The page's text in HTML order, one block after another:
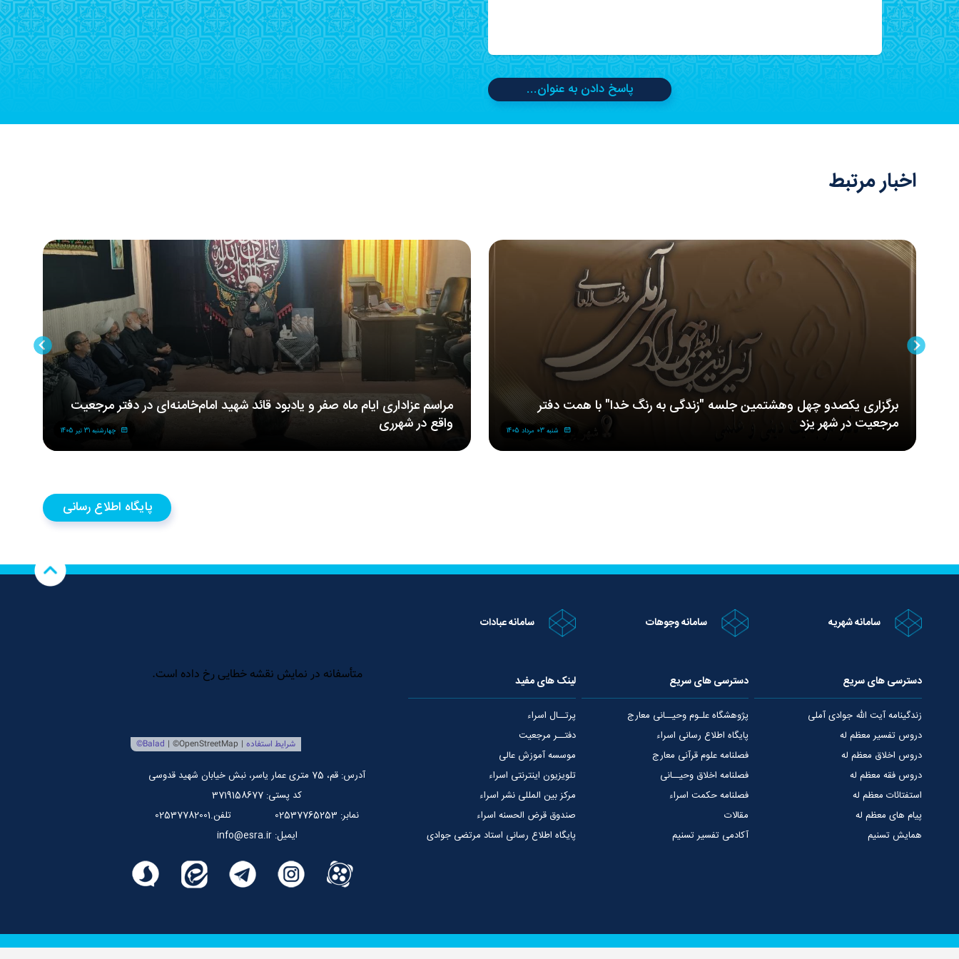
پاسخ دادن به عنوان...
اخبار مرتبط
برگزاری یکصدو چهل وهشتمین جلسه "زندگی به رنگ خدا" با همت دفتر
مرجعیت در شهر یزد
شنبه 03 مرداد 1405
مراسم‌ عزاداری‌ ایام ماه صفر و یادبود قائد شهید امام‌خامنه‌ای در دفتر مرجعیت
واقع در شهرری
چهارشنبه 31 تیر 1405
پایگاه اطلاع رسانی
سامانه شهریه سامانه وجوهات سامانه عبادات
دسترسی های سریع
زندگینامه آیت الله جوادی آملی
دروس تفسیر معظم له
دروس اخلاق معظم له
دروس فقه معظم له
استفتائات معظم له
پیام های معظم له
همایش تسنیم
دسترسی های سریع
پژوهشگاه علـوم وحیــانی معارج
پایگاه اطلاع رسانی اسراء
فصلنامه علوم قرآنی معارج
فصلنامه اخلاق وحیــانی
فصلنامه حکمت اسراء
مقالات
آکادمی تفسیر تسنیم
لینک های مفید
پرتــال اسراء
دفتــر مرجعیت
موسسه آموزش عالی
تلویزیون اینترنتی اسراء
مرکز بین المللی نشر اسراء
صندوق قرض الحسنه اسراء
پایگاه اطلاع رسانی استاد مرتضی جوادی
آدرس: قم، 75 متری عمار یاسر، نبش خیابان شهید قدوسی
کد پستی: 3719158677
نمابر: 02537765253
تلفن.02537782001
ایمیل: info@esra.ir